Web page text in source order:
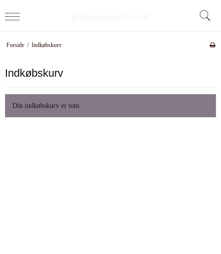
Forside / Indkøbskurv
Indkøbskurv
Din indkøbskurv er tom